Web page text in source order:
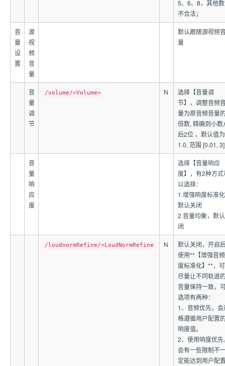
5、6、8，其他
不合法；
音
量
设
置
源
视
频
音
量
默认跟随源视频
量
音
量
调
节
/volume/<Volume> N
选择【音量调
节】，调整音频
量为原音频音量
倍数, 精确到小数
后2位 ，默认值为
1.0, 范围 [0.01,
音
量
响
应
度
选择【音量响应
度】，有2种方式
以选择：
1.增强响度标准
默认关闭
2.音量均衡，默
闭
/loudnormRefine/<LoudNormRefine N
默认关闭，开启
使用**【增强音
度标准化】**，
尽量让不同轨道
音量保持一致，
选项有两种：
1、音频优先，会
格遵循用户配置
响度值。
2、使用响度优先
会有一些限制不
定能达到用户配